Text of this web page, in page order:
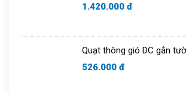
1.420.000 đ
Quạt thông gió DC gắn
526.000 đ